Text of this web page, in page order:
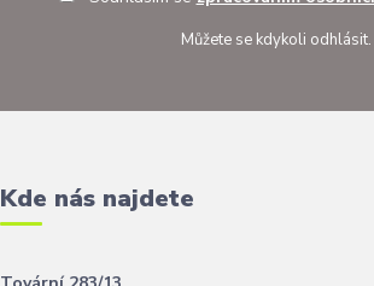
Můžete se kdykoli
Kde nás najdete